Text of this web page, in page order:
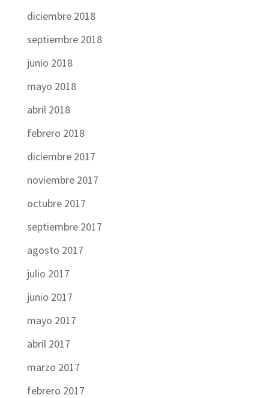
diciembre 2018
septiembre 2018
junio 2018
mayo 2018
abril 2018
febrero 2018
diciembre 2017
noviembre 2017
octubre 2017
septiembre 2017
agosto 2017
julio 2017
junio 2017
mayo 2017
abril 2017
marzo 2017
febrero 2017